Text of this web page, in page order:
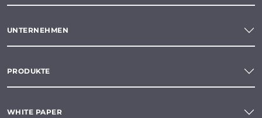
UNTERNEHMEN
PRODUKTE
WHITE PAPER